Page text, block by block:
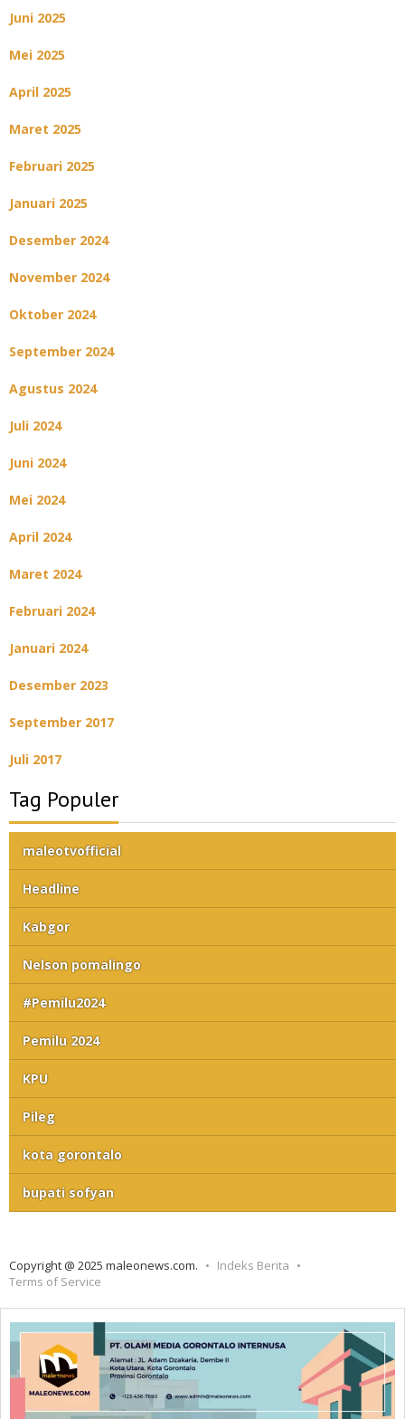
Juni 2025
Mei 2025
April 2025
Maret 2025
Februari 2025
Januari 2025
Desember 2024
November 2024
Oktober 2024
September 2024
Agustus 2024
Juli 2024
Juni 2024
Mei 2024
April 2024
Maret 2024
Februari 2024
Januari 2024
Desember 2023
September 2017
Juli 2017
Tag Populer
maleotvofficial
Headline
Kabgor
Nelson pomalingo
#Pemilu2024
Pemilu 2024
KPU
Pileg
kota gorontalo
bupati sofyan
Copyright @ 2025 maleonews.com.
Indeks Berita
Terms of Service